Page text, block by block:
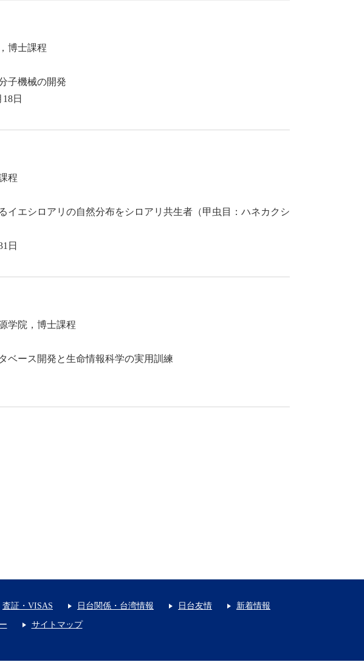
博士課程
機械の開発
日
程
シロアリの自然分布をシロアリ共生者（甲虫目：ハネカクシ
日
院，博士課程
ース開発と生命情報科学の実用訓練
査証・VISAS 日台関係・台湾情報 日台友情 新着情報
サイトマップ